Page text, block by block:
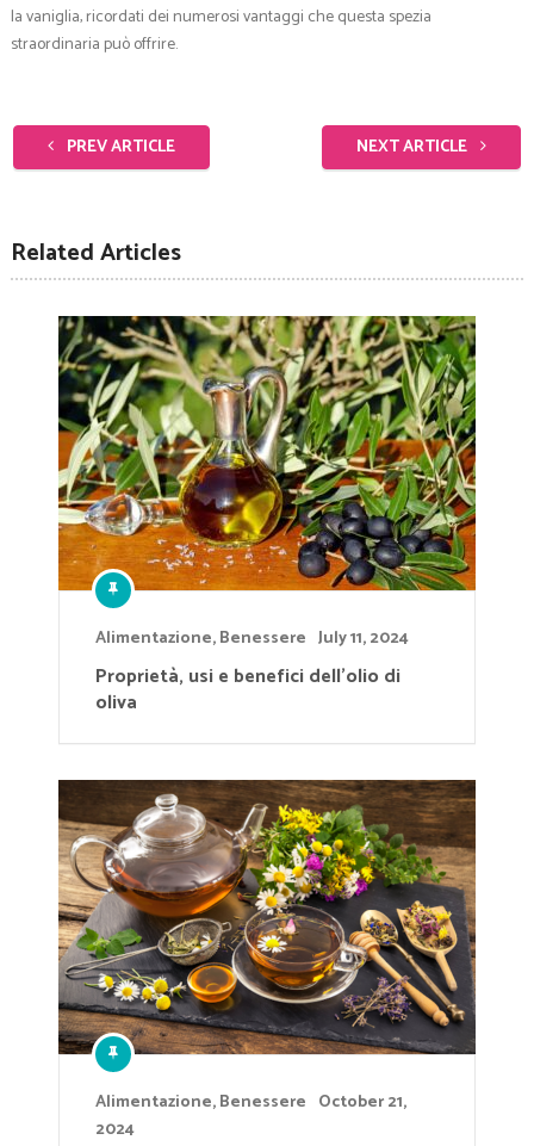
la vaniglia, ricordati dei numerosi vantaggi che questa spezia
straordinaria può offrire.
PREV ARTICLE NEXT ARTICLE
Related Articles
Alimentazione,Benessere July 11, 2024
Proprietà, usi e benefici dell’olio di
oliva
Alimentazione,Benessere October 21,
2024